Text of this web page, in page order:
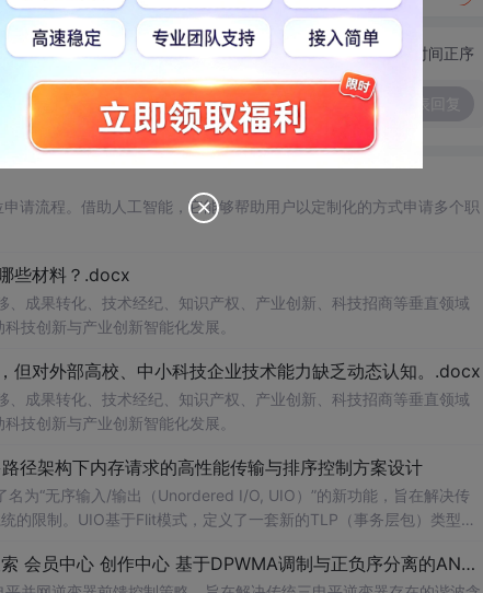
切换为时间正序
请流程。借助人工智能，它能够帮助用户以定制化的方式申请多个职
些材料？.docx
成果转化、技术经纪、知识产权、产业创新、科技招商等垂直领域
技创新与产业创新智能化发展。
但对外部高校、中小科技企业技术能力缺乏动态认知。.docx
成果转化、技术经纪、知识产权、产业创新、科技招商等垂直领域
技创新与产业创新智能化发展。
径架构下内存请求的高性能传输与排序控制方案设计
为“无序输入/输出（Unordered I/O, UIO）”的新功能，旨在解决传
的限制。UIO基于Flit模式，定义了一套新的TLP（事务层包）类型和
博客 下载 社区 AtomGit 模型市场 搜CSDN 搜索 AI 搜索 会员中心 创作中心 基于DPWMA调制与正负序分离的ANPC三电平并网逆变器前馈控制策略研究（Simulink仿真实现）